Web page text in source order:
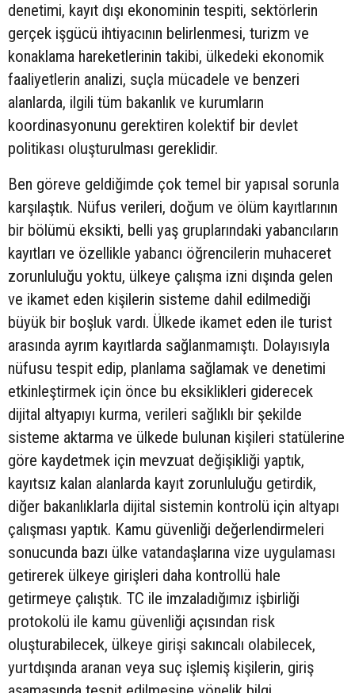
denetimi, kayıt dışı ekonominin tespiti, sektörlerin
gerçek işgücü ihtiyacının belirlenmesi, turizm ve
konaklama hareketlerinin takibi, ülkedeki ekonomik
faaliyetlerin analizi, suçla mücadele ve benzeri
alanlarda, ilgili tüm bakanlık ve kurumların
koordinasyonunu gerektiren kolektif bir devlet
politikası oluşturulması gereklidir.
Ben göreve geldiğimde çok temel bir yapısal sorunla
karşılaştık. Nüfus verileri, doğum ve ölüm kayıtlarının
bir bölümü eksikti, belli yaş gruplarındaki yabancıların
kayıtları ve özellikle yabancı öğrencilerin muhaceret
zorunluluğu yoktu, ülkeye çalışma izni dışında gelen
ve ikamet eden kişilerin sisteme dahil edilmediği
büyük bir boşluk vardı. Ülkede ikamet eden ile turist
arasında ayrım kayıtlarda sağlanmamıştı. Dolayısıyla
nüfusu tespit edip, planlama sağlamak ve denetimi
etkinleştirmek için önce bu eksiklikleri giderecek
dijital altyapıyı kurma, verileri sağlıklı bir şekilde
sisteme aktarma ve ülkede bulunan kişileri statülerine
göre kaydetmek için mevzuat değişikliği yaptık,
kayıtsız kalan alanlarda kayıt zorunluluğu getirdik,
diğer bakanlıklarla dijital sistemin kontrolü için altyapı
çalışması yaptık. Kamu güvenliği değerlendirmeleri
sonucunda bazı ülke vatandaşlarına vize uygulaması
getirerek ülkeye girişleri daha kontrollü hale
getirmeye çalıştık. TC ile imzaladığımız işbirliği
protokolü ile kamu güvenliği açısından risk
oluşturabilecek, ülkeye girişi sakıncalı olabilecek,
yurtdışında aranan veya suç işlemiş kişilerin, giriş